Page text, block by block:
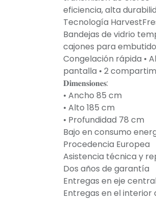
eficiencia, alta
Tecnología
Bandejas de vidrio
cajones para
Congelación rápida •
pantalla • 2
𝐃𝐢𝐦𝐞𝐧𝐬𝐢𝐨𝐧𝐞𝐬:
• Ancho 85 cm
• Alto 185 cm
• Profundidad 78 cm
Bajo en consumo
Procedencia Europea
Asistencia técnica y
Dos años de garantía
Entregas en eje
Entregas en el